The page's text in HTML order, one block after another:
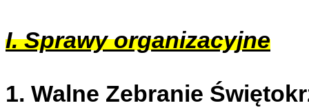
I. Sprawy organizacyjne
1. Walne Zebranie